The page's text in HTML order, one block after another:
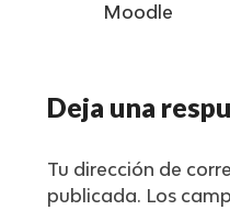
Moodle
Deja una
Tu dirección de
publicada. Los